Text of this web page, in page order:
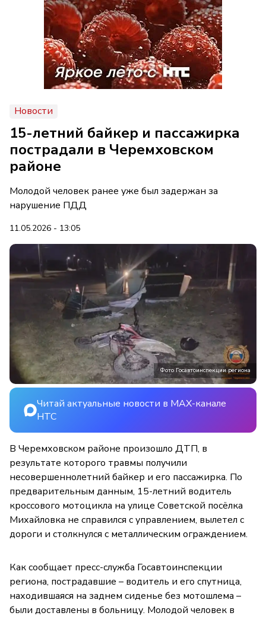
Новости
15-летний байкер и пассажирка
пострадали в Черемховском
районе
Молодой человек ранее уже был задержан за
нарушение ПДД
11.05.2026 - 13:05
Фото Госавтоинспекции региона
Читай актуальные новости в MAX-канале
НТС
В Черемховском районе произошло ДТП, в
результате которого травмы получили
несовершеннолетний байкер и его пассажирка. По
предварительным данным, 15-летний водитель
кроссового мотоцикла на улице Советской посёлка
Михайловка не справился с управлением, вылетел с
дороги и столкнулся с металлическим ограждением.
Как сообщает пресс-служба Госавтоинспекции
региона, пострадавшие – водитель и его спутница,
находившаяся на заднем сиденье без мотошлема –
были доставлены в больницу. Молодой человек в